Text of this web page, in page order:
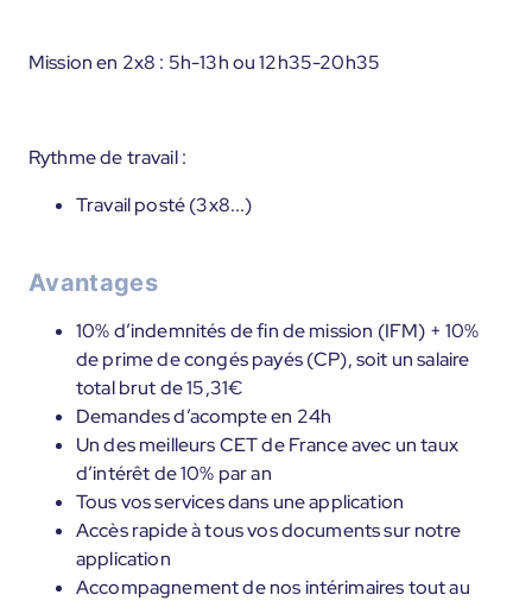
Mission en 2x8 : 5h-13h ou 12h35-20h35
Rythme de travail :
Travail posté (3x8...)
Avantages
10% d’indemnités de fin de mission (IFM) + 10%
de prime de congés payés (CP), soit un salaire
total brut de 15,31€
Demandes d’acompte en 24h
Un des meilleurs CET de France avec un taux
d’intérêt de 10% par an
Tous vos services dans une application
Accès rapide à tous vos documents sur notre
application
Accompagnement de nos intérimaires tout au